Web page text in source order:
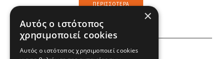
ΠΕΡΙΣΣΌΤΕΡΑ
ΕΜΕΙΣ
×
Αυτός ο ιστότοπος
χρησιμοποιεί cookies
Αυτός ο ιστότοπος χρησιμοποιεί cookies